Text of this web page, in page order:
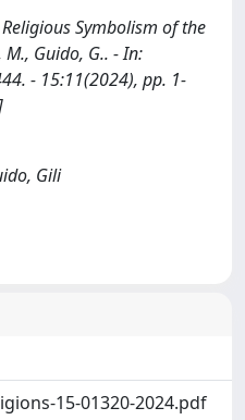
Symbolism of the
Guido, G.. - In:
- 15:11(2024), pp. 1-
Gili
15-01320-2024.pdf